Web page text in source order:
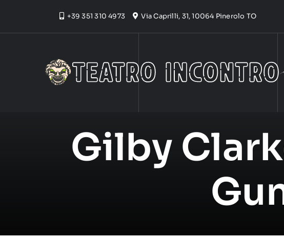
content
+39 351 310 4973 Via Caprilli, 31, 10064 Pinerolo TO
Gilby